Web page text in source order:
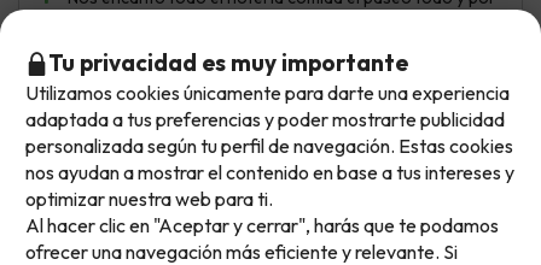
Excelente en todo
9.7
Jose Antonio Viajó en pareja
Marzo 2026
Excelente
No llegas tarde: llegas al siguiente.
Este chollo ya ha caducado, pero cada día lanzamos
nuevas oportunidades para viajar mejor y pagar
menos.
Apúntate y que el próximo no se te escape.
Tu privacidad es muy importante
Utilizamos cookies únicamente para darte una experiencia
adaptada a tus preferencias y poder mostrarte publicidad
personalizada según tu perfil de navegación. Estas cookies
nos ayudan a mostrar el contenido en base a tus intereses y
optimizar nuestra web para ti.
Al hacer clic en "Aceptar y cerrar", harás que te podamos
ofrecer una navegación más eficiente y relevante. Si